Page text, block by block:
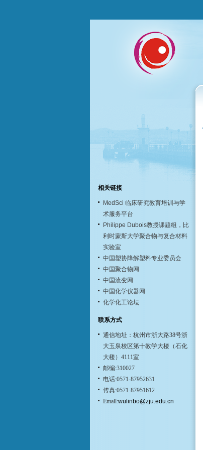
相关链接
MedSci 临床研究教育培训与学
术服务平台
Philippe Dubois教授课题组，比
利时蒙斯大学聚合物与复合材料
实验室
中国塑协降解塑料专业委员会
中国聚合物网
中国流变网
中国化学仪器网
化学化工论坛
联系方式
通信地址：杭州市浙大路38号浙
大玉泉校区第十教学大楼（石化
大楼）4111室
邮编:310027
电话:0571-87952631
传真:0571-87951612
Email:wulinbo@zju.edu.cn